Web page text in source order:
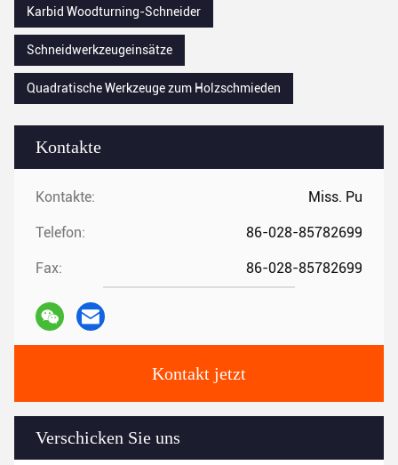
Kontakte
Kontakte: Miss. Pu
Telefon: 86-028-85782699
Fax: 86-028-85782699
Kontakt jetzt
Verschicken Sie uns
Karbid Woodturning-Schneider
Schneidwerkzeugeinsätze
Quadratische Werkzeuge zum Holzschmieden